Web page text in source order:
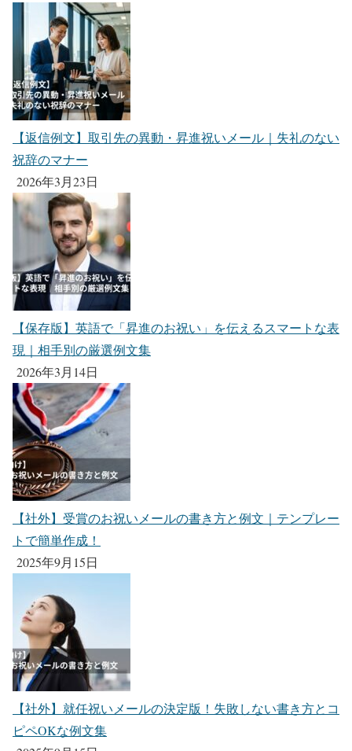
【返信例文】取引先の異動・昇進祝いメール｜失礼のない
祝辞のマナー
2026年3月23日
【保存版】英語で「昇進のお祝い」を伝えるスマートな表
現｜相手別の厳選例文集
2026年3月14日
【社外】受賞のお祝いメールの書き方と例文｜テンプレー
トで簡単作成！
2025年9月15日
【社外】就任祝いメールの決定版！失敗しない書き方とコ
ピペOKな例文集